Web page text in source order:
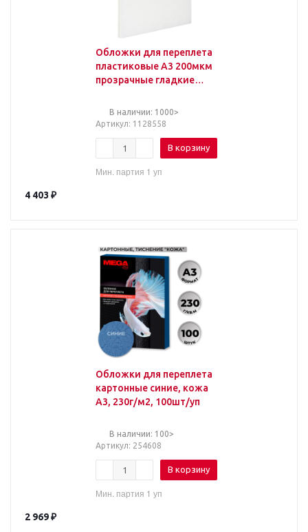
Обложки для переплета
пластиковые А3 200мкм
прозрачные гладкие
В наличии: 1000>
Артикул: 1128558
В корзину
Мин. партия 1 уп
4 403 ₽
Обложки для переплета
картонные синие, кожа
А3, 230г/м2, 100шт/уп
В наличии: 100>
Артикул: 254608
В корзину
Мин. партия 1 уп
2 969₽